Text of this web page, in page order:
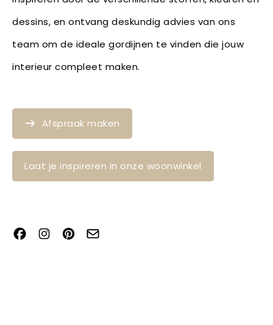
dessins, en ontvang deskundig advies van ons
team om de ideale gordijnen te vinden die jouw
interieur compleet maken.
Afspraak maken
Laat je inspireren in onze woonwinkel